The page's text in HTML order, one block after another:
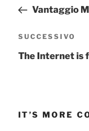
precedente:
Vantaggio
Articolo
successivo
SUCCESSIVO
The Internet is
IT’S MORE